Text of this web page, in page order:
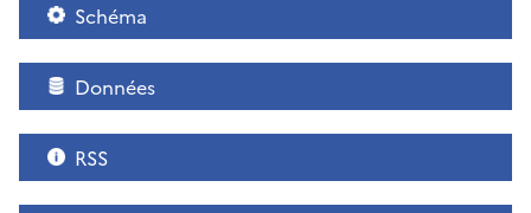
Schéma
Données
RSS